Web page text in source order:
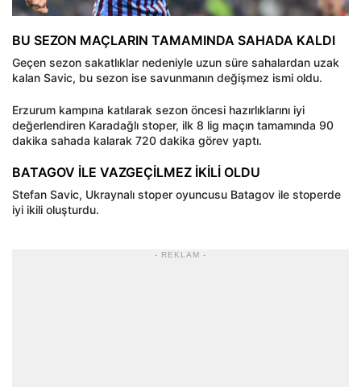
BU SEZON MAÇLARIN TAMAMINDA SAHADA KALDI
Geçen sezon sakatlıklar nedeniyle uzun süre sahalardan uzak
kalan Savic, bu sezon ise savunmanın değişmez ismi oldu.
Erzurum kampına katılarak sezon öncesi hazırlıklarını iyi
değerlendiren Karadağlı stoper, ilk 8 lig maçın tamamında 90
dakika sahada kalarak 720 dakika görev yaptı.
BATAGOV İLE VAZGEÇİLMEZ İKİLİ OLDU
Stefan Savic, Ukraynalı stoper oyuncusu Batagov ile stoperde
iyi ikili oluşturdu.
- REKLAM -